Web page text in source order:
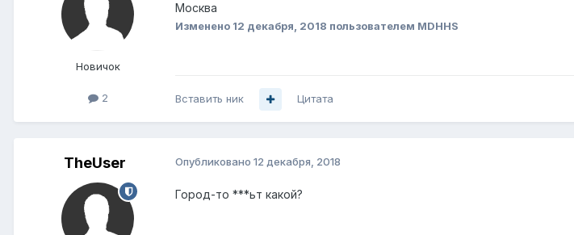
Новичок
2
Москва
Изменено 12 декабря, 2018 пользователем MDHHS
Вставить ник Цитата
TheUser Опубликовано 12 декабря, 2018
Город-то ***ьт какой?